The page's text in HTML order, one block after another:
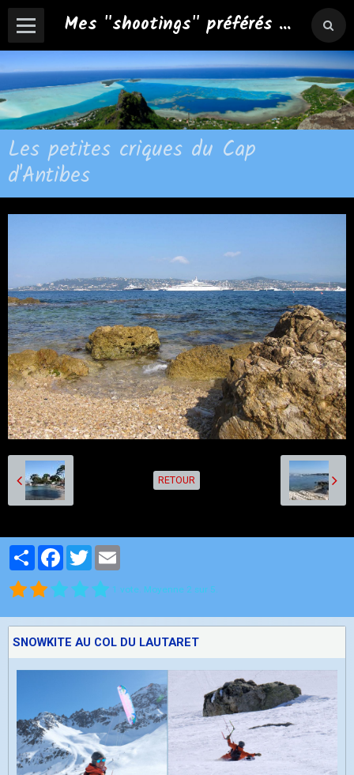
Mes "shootings" préférés ...
Les petites criques du Cap
d'Antibes
RETOUR
PartagerFacebook
Twitter
1 vote. Moyenne 2 sur 5.
SNOWKITE AU COL DU LAUTARET